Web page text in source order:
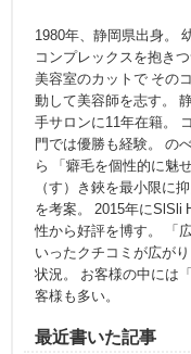
1980年、静岡県出身。
コンプレックスを抱き
美容室のカットで その
動して美容師を志す。
手サロンに11年在籍。
門では優勝も経験。 の
ら 「癖毛を個性的に魅
（す）き鋏を最小限に
を考案。 2015年にSlSli
性から好評を博す。 「
いったクチコミが広が
状況。 お客様の中には
客様も多い。
最近書いた記事